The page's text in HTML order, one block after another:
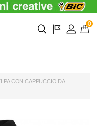
0
CON CAPPUCCIO DA